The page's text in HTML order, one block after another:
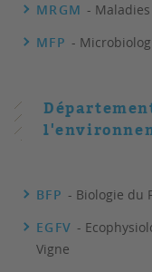
MRGM -
MFP -
BFP - Biologie du
EGFV -
Vigne